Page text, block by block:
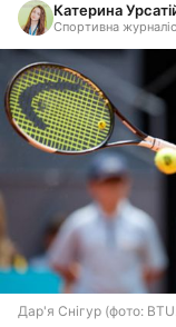
Катерина
Спортивна
Дар'я Снігур (фото: